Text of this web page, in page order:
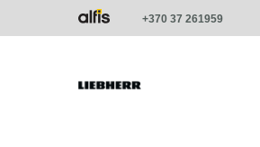
Paste this code as high in the of the
+370 37 261959